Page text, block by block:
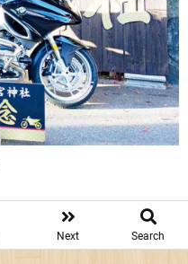
Next Search